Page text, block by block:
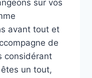
sur vos
avant tout et
de
considérant
un tout,